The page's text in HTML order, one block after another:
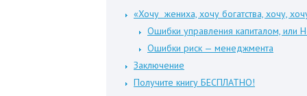
«Хочу жениха, хочу богатства, хочу,
Ошибки управления капиталом, или
Ошибки риск — менеджмента
Заключение
Получите книгу БЕСПЛАТНО!